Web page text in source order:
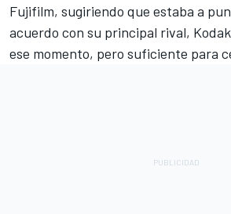
Fujifilm, sugiriendo que estaba a
acuerdo con su principal rival,
ese momento, pero suficiente para